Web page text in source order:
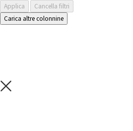
Applica
Cancella filtri
Carica altre colonnine